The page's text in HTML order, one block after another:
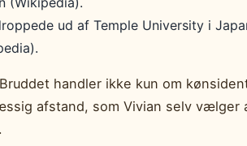
ud af Temple University i
handler ikke kun om
afstand, som Vivian selv vælger